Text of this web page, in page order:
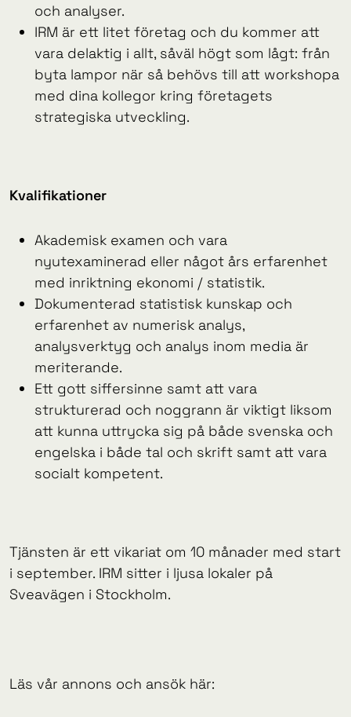
och analyser.
IRM är ett litet företag och du kommer att
vara delaktig i allt, såväl högt som lågt: från
byta lampor när så behövs till att workshopa
med dina kollegor kring företagets
strategiska utveckling.
Kvalifikationer
Akademisk examen och vara
nyutexaminerad eller något års erfarenhet
med inriktning ekonomi / statistik.
Dokumenterad statistisk kunskap och
erfarenhet av numerisk analys,
analysverktyg och analys inom media är
meriterande.
Ett gott siffersinne samt att vara
strukturerad och noggrann är viktigt liksom
att kunna uttrycka sig på både svenska och
engelska i både tal och skrift samt att vara
socialt kompetent.
Tjänsten är ett vikariat om 10 månader med start
i september. IRM sitter i ljusa lokaler på
Sveavägen i Stockholm.
Läs vår annons och ansök här: